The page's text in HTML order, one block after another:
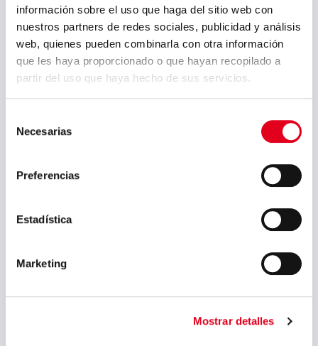
información sobre el uso que haga del sitio web con
nuestros partners de redes sociales, publicidad y análisis
web, quienes pueden combinarla con otra información
que les haya proporcionado o que hayan recopilado a
partir del uso que haya hecho de sus servicios.
Necesarias
Preferencias
Estadística
Marketing
Mostrar detalles